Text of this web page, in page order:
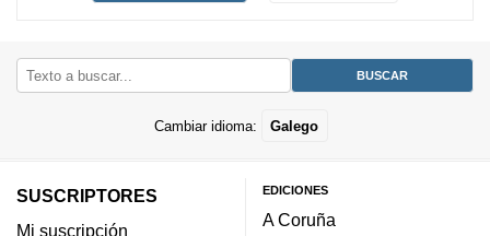
Cambiar idioma: Galego
SUSCRIPTORES
Mi suscripción
EDICIONES
A Coruña